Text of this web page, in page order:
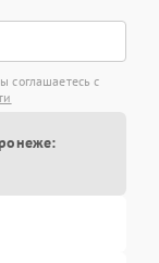
соглашаетесь с